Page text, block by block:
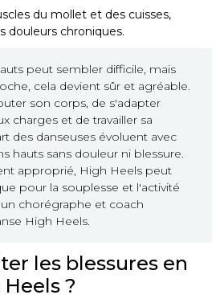
du mollet et des cuisses,
douleurs chroniques.
peut sembler difficile, mais
cela devient sûr et agréable.
son corps, de s'adapter
charges et de travailler sa
des danseuses évoluent avec
hauts sans douleur ni blessure.
approprié, High Heels peut
pour la souplesse et l'activité
chorégraphe et coach
High Heels.
les blessures en
?